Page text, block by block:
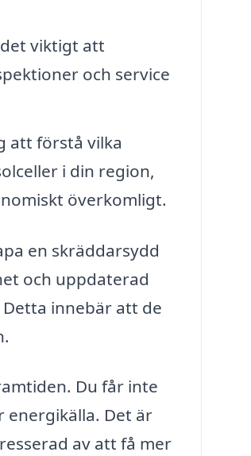
viktigt att
och service
att förstå vilka
i din region,
överkomligt.
en skräddarsydd
och uppdaterad
innebär att de
Du får inte
energikälla. Det är
av att få mer